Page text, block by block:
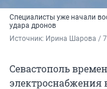
Специалисты уже начали
удара дронов
Источник: Ирина Шарова /
Севастополь
электроснабжения